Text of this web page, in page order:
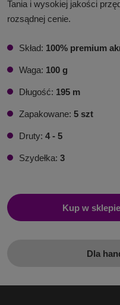
Tania i wysokiej jakości
rozsądnej cenie.
Skład: 100% premium
Waga: 100 g
Długość: 195 m
Zapakowane: 5 szt
Druty: 4 - 5
Szydełka: 3
Kup w
Dla